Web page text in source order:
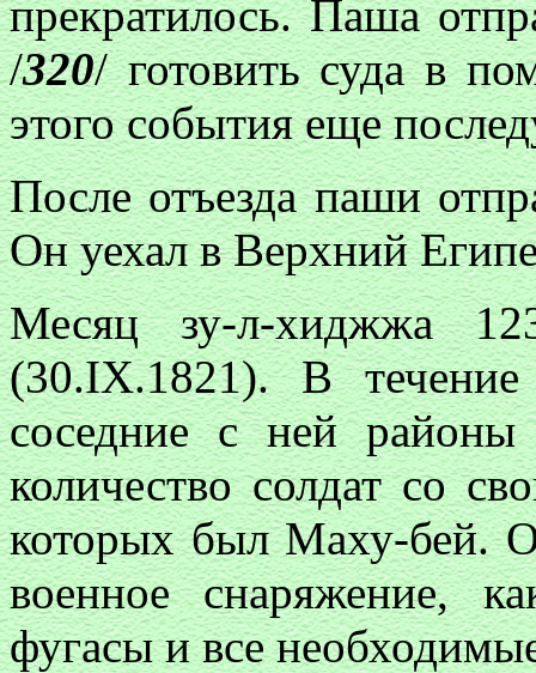
прекратилось. Паша
/320/ готовить суда в
этого события еще
После отъезда паши
Он уехал в Верхний
Месяц зу-л-хиджжа
(30.IX.1821). В
соседние с ней районы
количество солдат со
которых был Маху-бей.
военное снаряжение,
фугасы и все